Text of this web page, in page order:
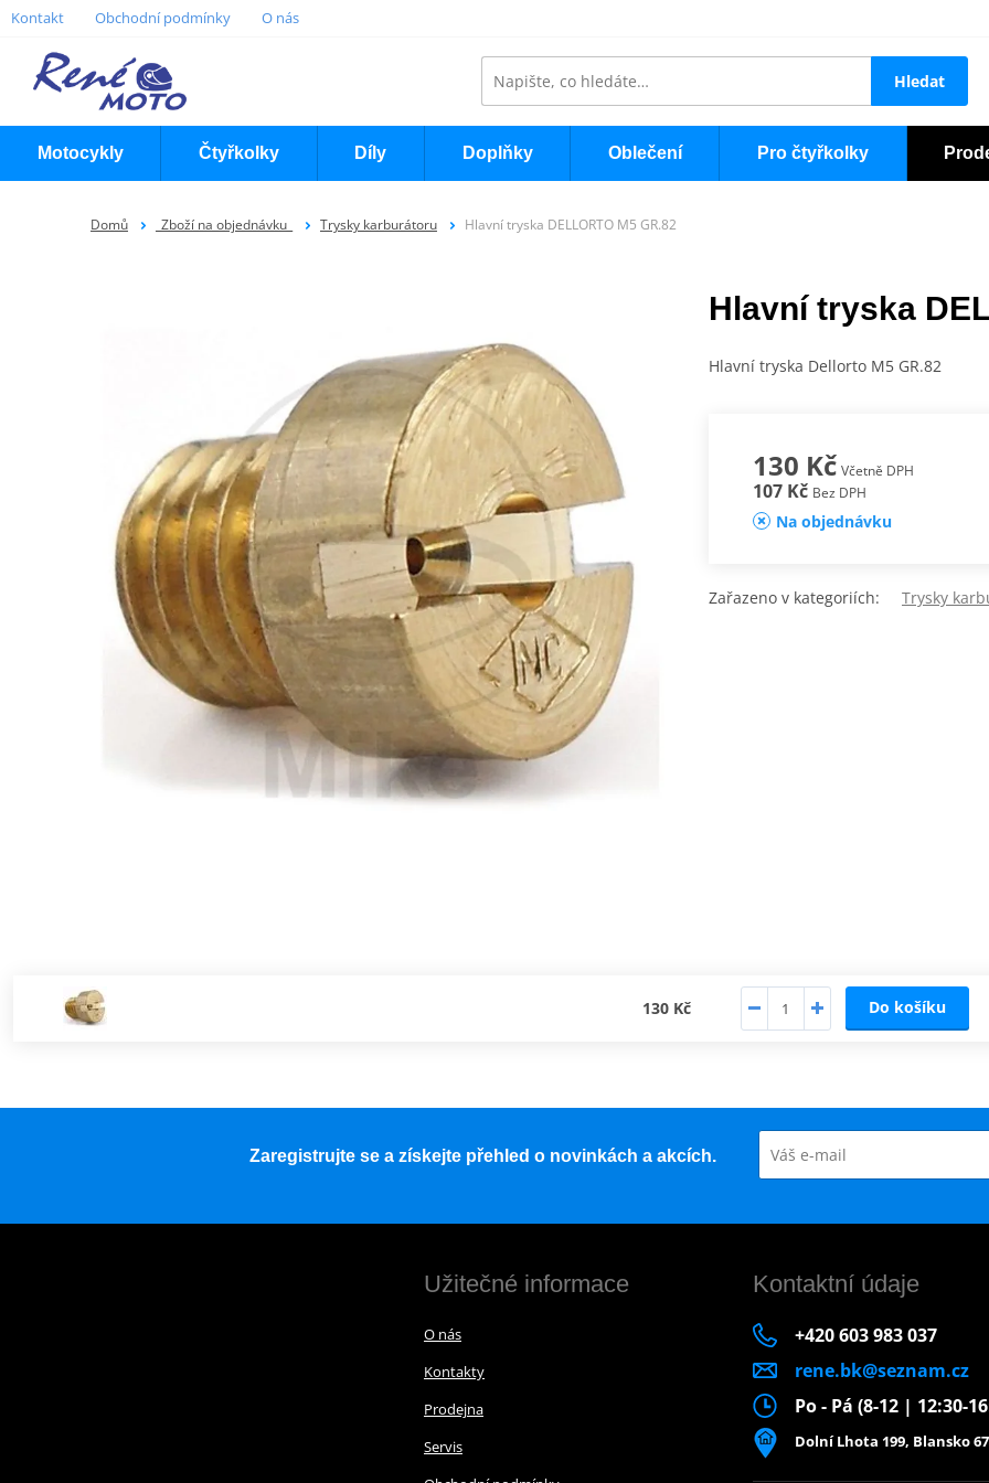
Kontakt Obchodní podmínky O nás
Hledat
Motocykly Čtyřkolky Díly Doplňky Oblečení Pro čtyřkolky
Domů _Zboží na objednávku_ Trysky karburátoru Hlavní tryska DELLORTO M5 GR.82
Hlavní tryska
Hlavní tryska Dellorto M5 GR.82
130 Kč Včetně DPH
107 Kč Bez DPH
Na objednávku
Zařazeno v kategoriích: Trysky
130 Kč Do košíku
Zaregistrujte se a získejte přehled o novinkách a akcích.
Užitečné informace
O nás
Kontakty
Prodejna
Servis
Kontaktní údaje
+420 603 983 037
rene.bk@seznam.cz
Po - Pá (8-12 | 12:30-
Dolní Lhota 199, Blansko